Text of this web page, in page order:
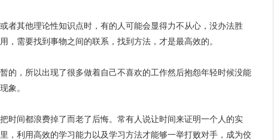
者其他理论性知识点时，有的人可能会显得力不从心，没办法胜
，需要找到事物之间的联系，找到方法，才是最高效的。
的，所以出现了很多做着自己不喜欢的工作然后抱怨年轻时候没能
象。
时间都浪费掉了而老了后悔。常有人说让时间来证明一个人的实
，利用高效的学习能力以及学习方法才能够一举打败对手，成为佼